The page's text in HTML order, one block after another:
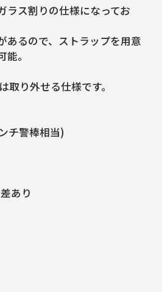
ラス割りの仕様になってお
あるので、ストラップを用意
。
取り外せる仕様です。
チ警棒相当)
あり